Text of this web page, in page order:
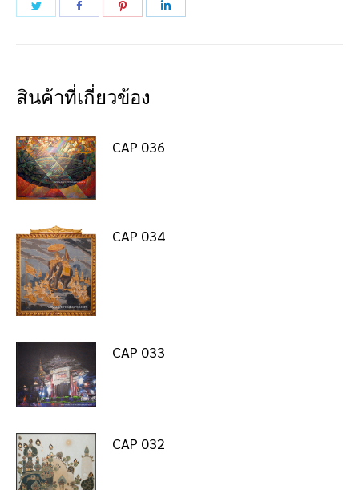
สินค้าที่เกี่ยวข้อง
CAP 036
CAP 034
CAP 033
CAP 032